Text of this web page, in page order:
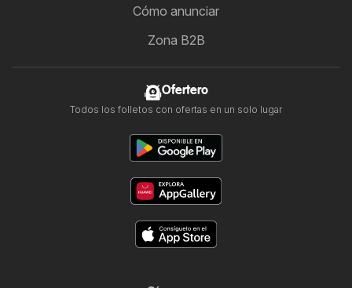
Cómo anunciar
Zona B2B
Ofertero
Todos los folletos con ofertas en un solo lugar